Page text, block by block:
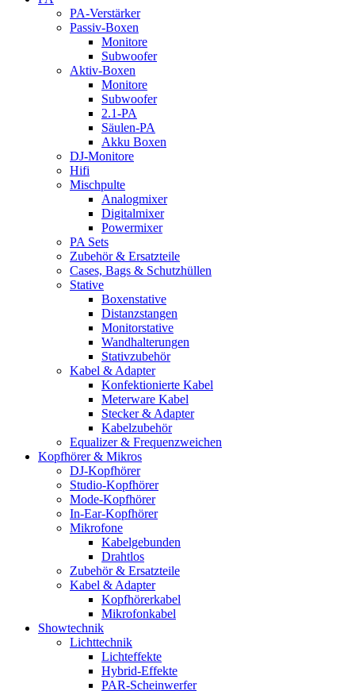
PA-Verstärker
Passiv-Boxen
Monitore
Subwoofer
Aktiv-Boxen
Monitore
Subwoofer
2.1-PA
Säulen-PA
Akku Boxen
DJ-Monitore
Hifi
Mischpulte
Analogmixer
Digitalmixer
Powermixer
PA Sets
Zubehör & Ersatzteile
Cases, Bags & Schutzhüllen
Stative
Boxenstative
Distanzstangen
Monitorstative
Wandhalterungen
Stativzubehör
Kabel & Adapter
Konfektionierte Kabel
Meterware Kabel
Stecker & Adapter
Kabelzubehör
Equalizer & Frequenzweichen
Kopfhörer & Mikros
DJ-Kopfhörer
Studio-Kopfhörer
Mode-Kopfhörer
In-Ear-Kopfhörer
Mikrofone
Kabelgebunden
Drahtlos
Zubehör & Ersatzteile
Kabel & Adapter
Kopfhörerkabel
Mikrofonkabel
Showtechnik
Lichttechnik
Lichteffekte
Hybrid-Effekte
PAR-Scheinwerfer